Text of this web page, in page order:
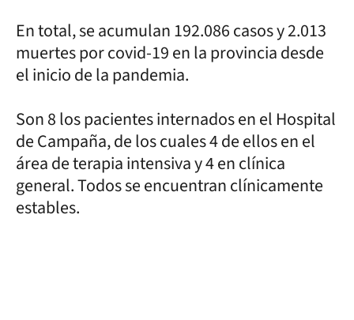
En total, se acumulan 192.086 casos y 2.013
muertes por covid-19 en la provincia desde
el inicio de la pandemia.
Son 8 los pacientes internados en el Hospital
de Campaña, de los cuales 4 de ellos en el
área de terapia intensiva y 4 en clínica
general. Todos se encuentran clínicamente
estables.